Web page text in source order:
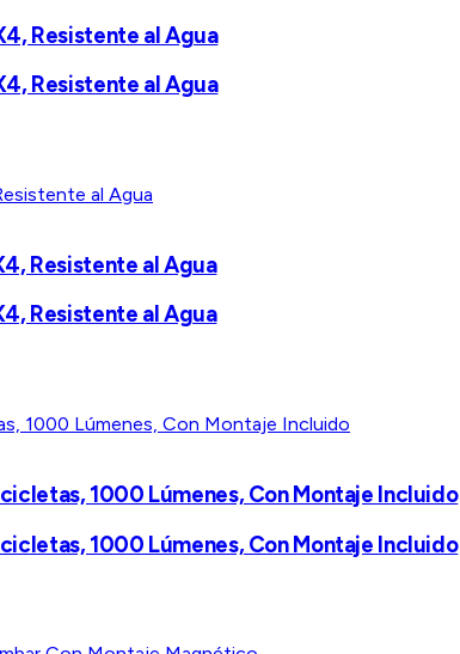
Resistente al Agua
Resistente al Agua
Resistente al Agua
Resistente al Agua
1000 Lúmenes, Con Montaje Incluido
1000 Lúmenes, Con Montaje Incluido